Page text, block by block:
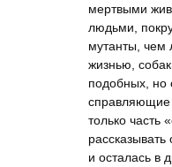
мертвыми
людьми,
мутанты, чем
жизнью,
подобных,
справляющие
только часть
и осталась в